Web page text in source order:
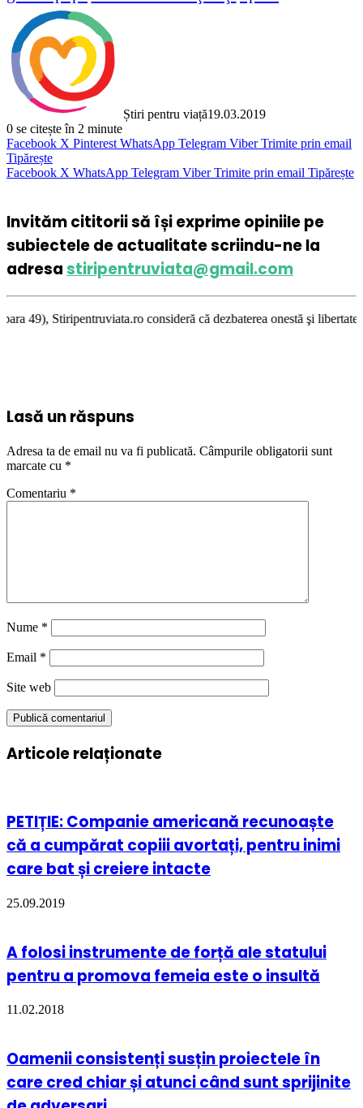
Știri pentru viață19.03.2019
0 se citește în 2 minute
Facebook X Pinterest WhatsApp Telegram Viber Trimite prin email
Tipărește
Facebook X WhatsApp Telegram Viber Trimite prin email Tipărește
Invităm cititorii să își exprime opiniile pe
subiectele de actualitate scriindu-ne la
adresastiripentruviata@gmail.com
consideră că dezbaterea onestă şi libertatea de
Lasă un răspuns
Adresa ta de email nu va fi publicată. Câmpurile obligatorii sunt
marcate cu *
Comentariu *
Nume *
Email *
Site web
Articole relaționate
PETIȚIE: Companie americană recunoaște
că a cumpărat copiii avortați, pentru inimi
care bat și creiere intacte
25.09.2019
A folosi instrumente de forță ale statului
pentru a promova femeia este o insultă
11.02.2018
Oamenii consistenți susțin proiectele în
care cred chiar și atunci când sunt sprijinite